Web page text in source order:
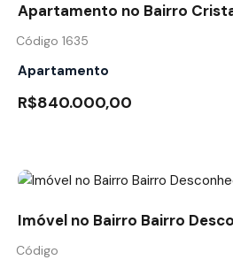
Apartamento no Bairro
Código 1635
Apartamento
R$840.000,00
Imóvel no Bairro Bairro
Código